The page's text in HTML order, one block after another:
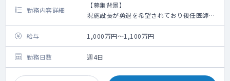
勤務内容詳細
【募集背景】
現施設長が勇退を希望されており後任医師を
募集
【勤務内容】
・入所者定員100名（一般棟60名・認知症専
門棟40名）の管理 ※現在92～93名程の稼働
・通所定員20名の診察 ※現在平均12名程
給与 1,000万円～1,100万円
勤務日数 週4日